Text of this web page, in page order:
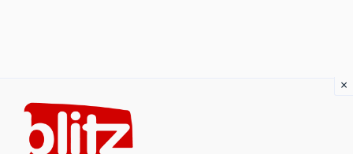
content
×